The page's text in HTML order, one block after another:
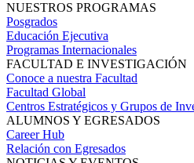
NUESTROS PROGRAMAS
Posgrados
Educación Ejecutiva
Programas Internacionales
FACULTAD E INVESTIGACIÓN
Conoce a nuestra Facultad
Facultad Global
Centros Estratégicos y Grupos de
ALUMNOS Y EGRESADOS
Career Hub
Relación con Egresados